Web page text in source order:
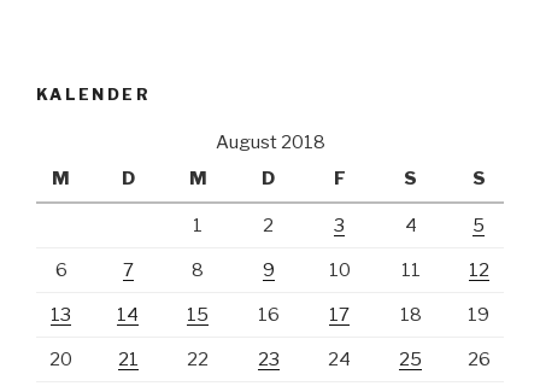
KALENDER
August 2018
M
D M D F S S
1 2 3 4 5
6 7 8 9 10 11 12
13 14 15 16 17 18 19
20 21 22 23 24 25 26